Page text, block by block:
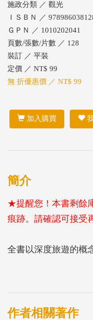
施政分類 ／ 觀光
ＩＳＢＮ ／
ＧＰＮ ／ 1010202041
頁數/張數/片數 ／ 128
裝訂 ／ 平裝
定價 ／ NT$ 99
無 折優惠價 ／ NT$ 99
加入購買
簡介
★提醒您！本書剩餘
痕跡。請確認可接受
全書以深度旅遊的概
包括在地產業、逐夢
花東縱谷這片無垠大
到訪的旅人，都能串
作者相關著作